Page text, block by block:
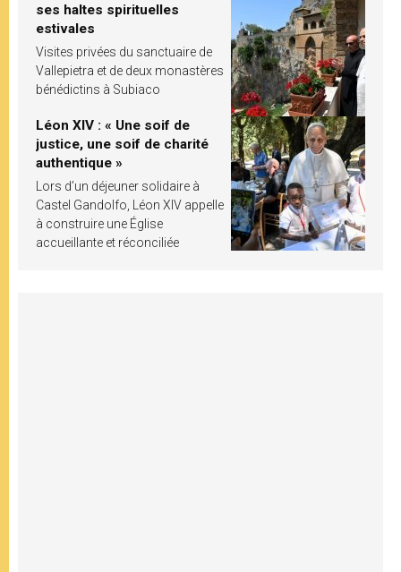
ses haltes spirituelles
estivales
Visites privées du sanctuaire de
Vallepietra et de deux monastères
bénédictins à Subiaco
Léon XIV : « Une soif de
justice, une soif de charité
authentique »
Lors d’un déjeuner solidaire à
Castel Gandolfo, Léon XIV appelle
à construire une Église
accueillante et réconciliée